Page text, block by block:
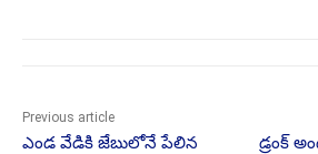
Previous article
ఎండ వేడికి జేబులోనే పేలిన
డ్రంక్